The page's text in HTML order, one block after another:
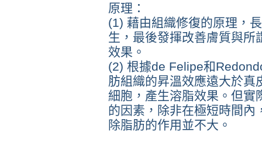
原理：
(1) 藉由組織修復的原理，
生，最後發揮改善膚質與所
效果。
(2) 根據de Felipe和
肪組織的昇溫效應遠大於真
細胞，產生溶脂效果。但實
的因素，除非在極短時間內
除脂肪的作用並不大。